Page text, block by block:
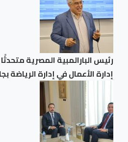
رئيس البارالمبية المصرية
إدارة الأعمال في إدارة